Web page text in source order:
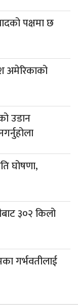
पक्षमा छ
अमेरिकाको
उडान
घोषणा,
३०२ किलो
गर्भवतीलाई